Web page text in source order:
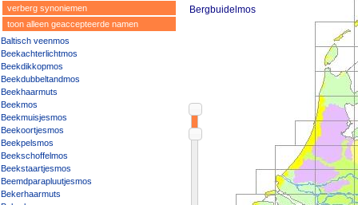
verberg synoniemen
toon alleen geaccepteerde namen
Baltisch veenmos
Beekachterlichtmos
Beekdikkopmos
Beekdubbeltandmos
Beekhaarmuts
Beekmos
Beekmuisjesmos
Beekoortjesmos
Beekpelsmos
Beekschoffelmos
Beekstaartjesmos
Beemdparapluutjesmos
Bekerhaarmuts
Bergbuidelmos